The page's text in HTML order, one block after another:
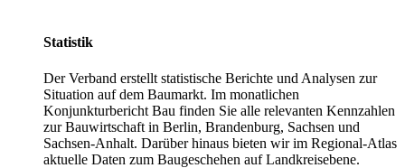
Statistik
Der Verband erstellt statistische Berichte und Analysen zur
Situation auf dem Baumarkt. Im monatlichen
Konjunkturbericht Bau finden Sie alle relevanten Kennzahlen
zur Bauwirtschaft in Berlin, Brandenburg, Sachsen und
Sachsen-Anhalt. Darüber hinaus bieten wir im Regional-Atlas
aktuelle Daten zum Baugeschehen auf Landkreisebene.